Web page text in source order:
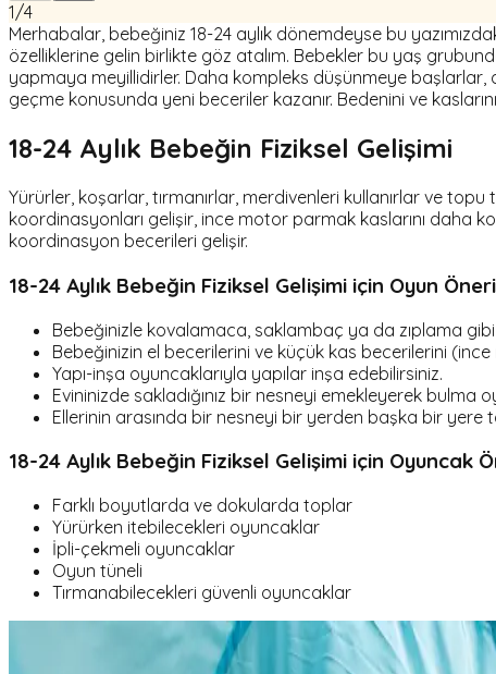
1/4
Merhabalar, bebeğiniz 18-24 aylık dönemdeyse bu
özelliklerine gelin birlikte göz atalım. Bebekler bu yaş
yapmaya meyillidirler. Daha kompleks düşünmeye başlarlar,
geçme konusunda yeni beceriler kazanır. Bedenini ve
18-24 Aylık Bebeğin Fiziksel Gelişimi
Yürürler, koşarlar, tırmanırlar, merdivenleri kullanırlar ve
koordinasyonları gelişir, ince motor parmak kaslarını daha
koordinasyon becerileri gelişir.
18-24 Aylık Bebeğin Fiziksel Gelişimi için Oyun
Bebeğinizle kovalamaca, saklambaç ya da zıplama
Bebeğinizin el becerilerini ve küçük kas becerilerini
Yapı-inşa oyuncaklarıyla yapılar inşa edebilirsiniz.
Evininizde sakladığınız bir nesneyi emekleyerek bulma
Ellerinin arasında bir nesneyi bir yerden başka bir yere
18-24 Aylık Bebeğin Fiziksel Gelişimi için Oyuncak
Farklı boyutlarda ve dokularda toplar
Yürürken itebilecekleri oyuncaklar
İpli-çekmeli oyuncaklar
Oyun tüneli
Tırmanabilecekleri güvenli oyuncaklar